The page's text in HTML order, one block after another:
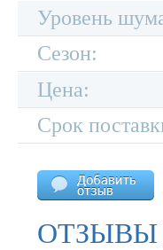
Уровень
Сезон:
Цена:
Срок
ОТЗЫВЫ